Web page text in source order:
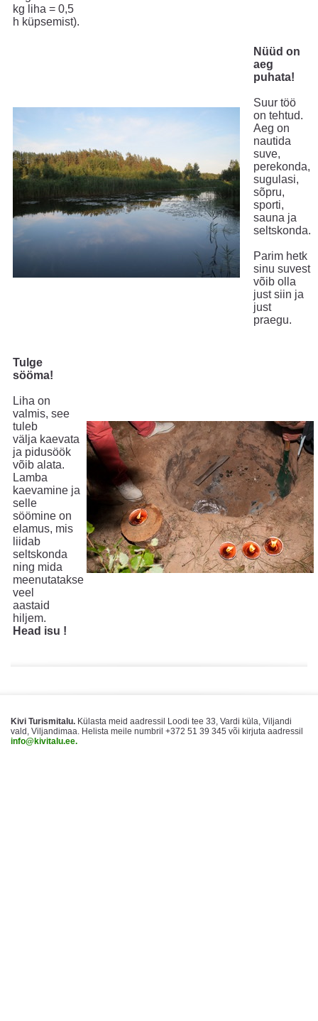
kg liha = 0,5
h küpsemist).
Nüüd on
aeg
puhata!
Suur töö
on tehtud.
Aeg on
nautida
suve,
perekonda,
sugulasi,
sõpru,
sporti,
sauna ja
seltskonda.
Parim hetk
sinu suvest
võib olla
just siin ja
just
praegu.
Tulge
sööma!
Liha on
valmis, see
tuleb
välja kaevata
ja pidusöök
võib alata.
Lamba
kaevamine ja
selle
söömine on
elamus, mis
liidab
seltskonda
ning mida
meenutatakse
veel
aastaid
hiljem.
Head isu !
Kivi Turismitalu. Külasta meid aadressil Loodi tee 33, Vardi küla, Viljandi
vald, Viljandimaa. Helista meile numbril +372 51 39 345 või kirjuta aadressil
info@kivitalu.ee.